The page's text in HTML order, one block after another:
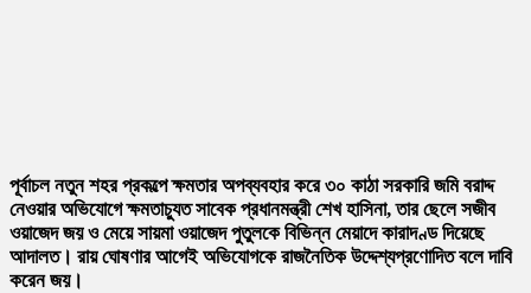
পূর্বাচল নতুন শহর প্রকল্পে ক্ষমতার অপব্যবহার করে ৩০ কাঠা সরকারি জমি বরাদ্দ
নেওয়ার অভিযোগে ক্ষমতাচ্যুত সাবেক প্রধানমন্ত্রী শেখ হাসিনা, তার ছেলে সজীব
ওয়াজেদ জয় ও মেয়ে সায়মা ওয়াজেদ পুতুলকে বিভিন্ন মেয়াদে কারাদণ্ড দিয়েছে
আদালত। রায় ঘোষণার আগেই অভিযোগকে রাজনৈতিক উদ্দেশ্যপ্রণোদিত বলে দাবি
করেন জয়।